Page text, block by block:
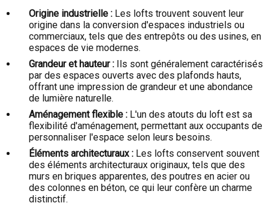
Origine industrielle : Les lofts trouvent souvent leur
origine dans la conversion d'espaces industriels ou
commerciaux, tels que des entrepôts ou des usines, en
espaces de vie modernes.
Grandeur et hauteur : Ils sont généralement caractérisés
par des espaces ouverts avec des plafonds hauts,
offrant une impression de grandeur et une abondance
de lumière naturelle.
Aménagement flexible : L'un des atouts du loft est sa
flexibilité d'aménagement, permettant aux occupants de
personnaliser l'espace selon leurs besoins.
Éléments architecturaux : Les lofts conservent souvent
des éléments architecturaux originaux, tels que des
murs en briques apparentes, des poutres en acier ou
des colonnes en béton, ce qui leur confère un charme
distinctif.